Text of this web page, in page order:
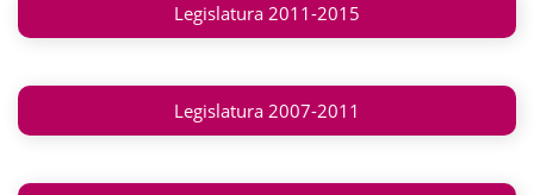
Legislatura 2011-2015
Legislatura 2007-2011